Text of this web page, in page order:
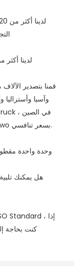
وآسيا وأستراليا
يمكننا توفير أنواع من شاحنة العلامة التجارية Howo بسعر تنافسي.
وحدة واحدة
كنت بحاجة